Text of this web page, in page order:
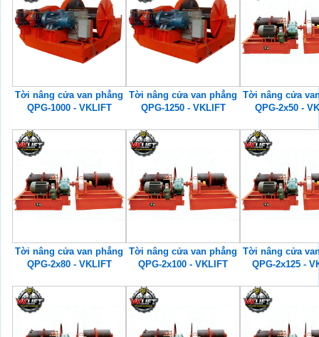
Tời nâng cửa van phẳng
QPG-1000 - VKLIFT
Tời nâng cửa van phẳng
QPG-1250 - VKLIFT
Tời nâng cửa
QPG-2x50 -
Tời nâng cửa van phẳng
QPG-2x80 - VKLIFT
Tời nâng cửa van phẳng
QPG-2x100 - VKLIFT
Tời nâng cửa
QPG-2x125 -